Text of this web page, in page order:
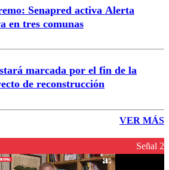
Senapred activa Alerta
en tres comunas
marcada por el fin de la
de reconstrucción
VER MÁS
Señal 2